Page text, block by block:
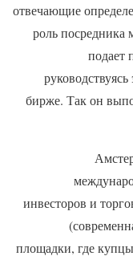
отвечающие
роль
подает
бирже. Так он
инвесторов и
площадки, где